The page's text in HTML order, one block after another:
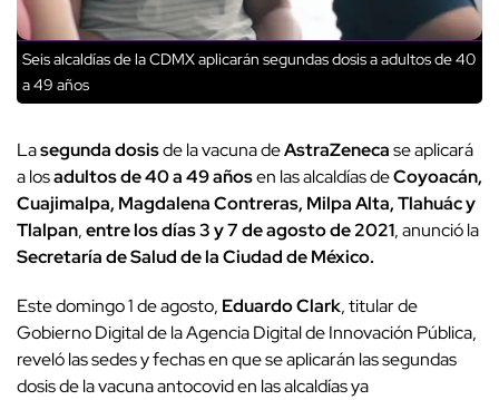
Seis alcaldías de la CDMX aplicarán segundas dosis a adultos de 40
a 49 años
Lasegunda dosisde la vacuna deAstraZenecase aplicará
a losadultos de 40 a 49 añosen las alcaldías deCoyoacán,
Cuajimalpa, Magdalena Contreras, Milpa Alta, Tlahuác y
Tlalpan,entre los días 3 y 7 de agosto de 2021, anunció la
Secretaría de Salud de la Ciudad de México.
Este domingo 1 de agosto, Eduardo Clark, titular de
Gobierno Digital de la Agencia Digital de Innovación Pública,
reveló las sedes y fechas en que se aplicarán las segundas
dosis de la vacuna antocovid en las alcaldías ya